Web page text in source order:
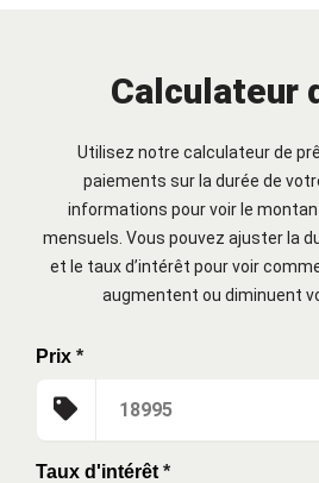
Calculateur
Utilisez notre calculateur de
paiements sur la durée de
informations pour voir le
mensuels. Vous pouvez ajuster la
et le taux d’intérêt pour voir
augmentent ou diminuent
Prix *
Taux d'intérêt *